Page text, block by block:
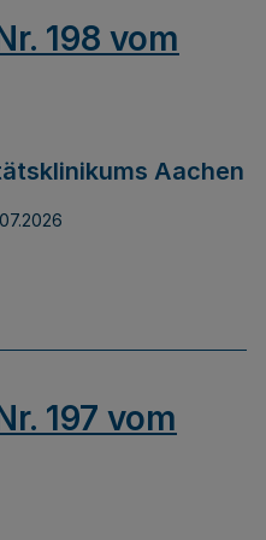
198 vom
Aachen
197 vom